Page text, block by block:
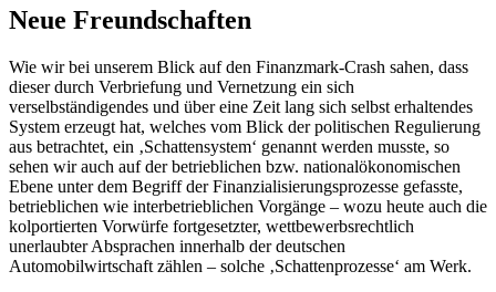
Neue Freundschaften
Wie wir bei unserem Blick auf den Finanzmark-Crash sahen, dass
dieser durch Verbriefung und Vernetzung ein sich
verselbständigendes und über eine Zeit lang sich selbst erhaltendes
System erzeugt hat, welches vom Blick der politischen Regulierung
aus betrachtet, ein ‚Schattensystem‘ genannt werden musste, so
sehen wir auch auf der betrieblichen bzw. nationalökonomischen
Ebene unter dem Begriff der Finanzialisierungsprozesse gefasste,
betrieblichen wie interbetrieblichen Vorgänge – wozu heute auch die
kolportierten Vorwürfe fortgesetzter, wettbewerbsrechtlich
unerlaubter Absprachen innerhalb der deutschen
Automobilwirtschaft zählen – solche ‚Schattenprozesse‘ am Werk.